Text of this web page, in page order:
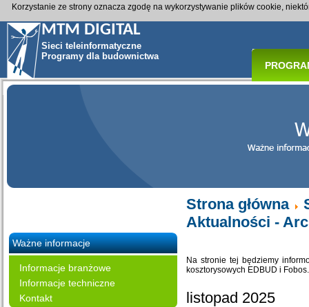
MTM DIGITAL
Sieci teleinformatyczne
Programy dla budownictwa
Ważne informacje
Informacje branżowe
Informacje techniczne
Kontakt
Strona główna
Aktualności -
Na stronie tej będziemy
kosztorysowych EDBUD i
listopad 2025
Korzystanie ze strony oznacza zgodę na wykorzystywanie plików cookie,